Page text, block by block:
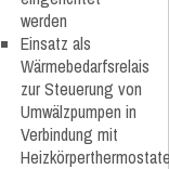
werden
Einsatz als
Wärmebedarfsrelais
zur Steuerung von
Umwälzpumpen in
Verbindung mit